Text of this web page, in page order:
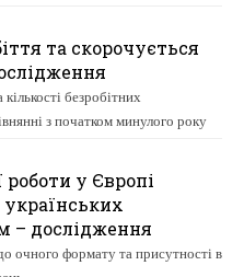
та скорочується
безробітних
з початком минулого року
у Європі
– дослідження
очного формату та присутності в